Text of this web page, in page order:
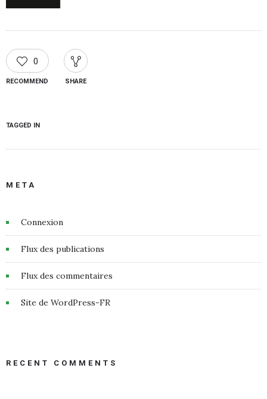
0
RECOMMEND SHARE
TAGGED IN
META
Connexion
Flux des publications
Flux des commentaires
Site de WordPress-FR
RECENT COMMENTS